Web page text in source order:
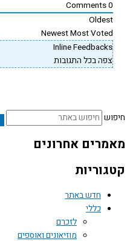
Newest Most
Inline
בכל התגובות
אחרונים
חדש באתר
כללי
לזכרם
מוזיאונים ואוספים